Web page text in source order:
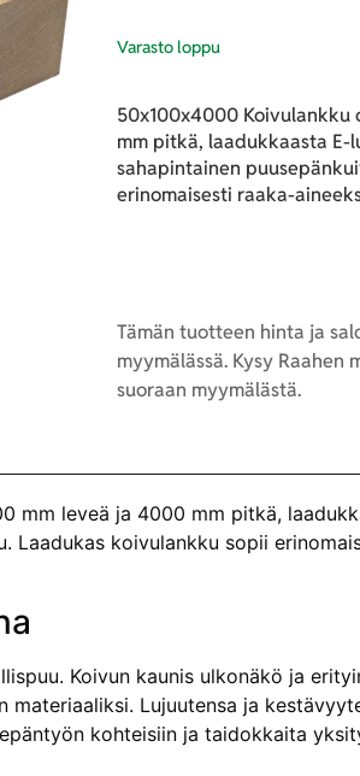
Varasto loppu
50x100x4000 Koivulankku
mm pitkä, laadukkaasta
sahapintainen
erinomaisesti raaka-
Tämän tuotteen hinta ja
myymälässä. Kysy Raahen
suoraan myymälästä.
mm leveä ja 4000 mm pitkä,
Laadukas koivulankku sopii
Koivun kaunis ulkonäkö ja
materiaaliksi. Lujuutensa ja
kohteisiin ja taidokkaita